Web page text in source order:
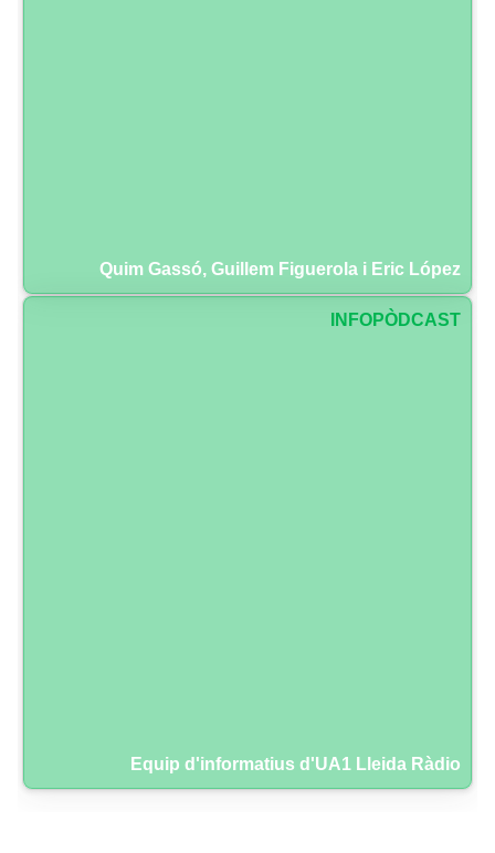
Quim Gassó, Guillem Figuerola i Eric López
INFOPÒDCAST
Equip d'informatius d'UA1 Lleida Ràdio